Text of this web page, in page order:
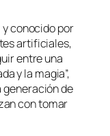
conocido por
artificiales,
entre una
y la magia”,
generación de
con tomar